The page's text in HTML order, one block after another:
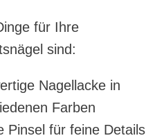
für Ihre
sind:
Nagellacke in
Farben
Pinsel für feine Details